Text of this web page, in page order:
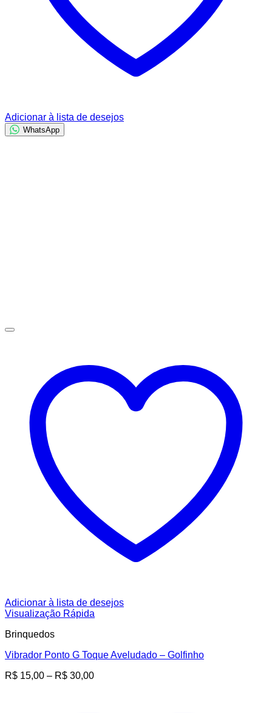
Adicionar à lista de desejos
WhatsApp
Adicionar à lista de desejos
Visualização Rápida
Brinquedos
Vibrador Ponto G Toque Aveludado – Golfinho
R$ 15,00 – R$ 30,00Faixa